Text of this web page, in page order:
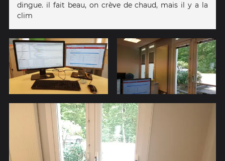
dingue. il fait beau, on crève de chaud, mais il y a la
clim